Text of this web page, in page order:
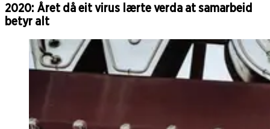
2020: Året då eit virus lærte verda at samarbeid
betyr alt